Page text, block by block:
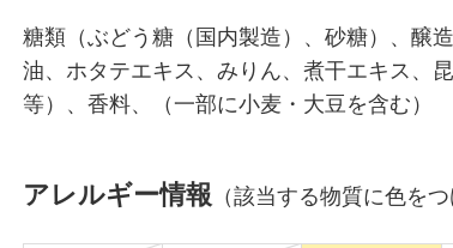
糖類（ぶどう糖（国内製造）、砂糖）、醸
油、ホタテエキス、みりん、煮干エキス、
等）、香料、（一部に小麦・大豆を含む）
アレルギー情報 （該当する物質に色をつ